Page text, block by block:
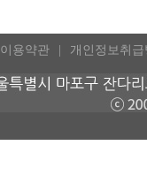
이용약관 개인정보취급